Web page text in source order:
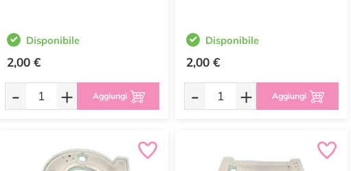
Disponibile
2,00 €
- + Aggiungi
Disponibile
2,00 €
- + Aggiungi